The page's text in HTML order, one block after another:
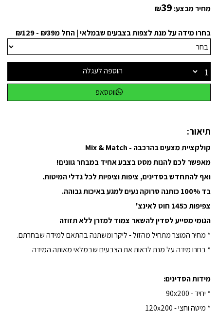
מחיר מבצע: ₪39
בחרו מידה על מנת לצפות בצבעים שבמלאי | החל מ₪39 - ₪129
הוספה לעגלה
ווטסאפ
תיאור:
קולקציית מצעים בהרכבה - Mix & Match
מאפשר לכם להנות מסט בצבע אחיד במבחר גוונים!
ואף להתחדש בסדינים, ציפות וציפיות לכל גדלי המיטות.
בד 100% כותנה סרוקה נעים למגע באיכות גבוהה.
צפיפות כ145 חוט לאינצ'
הגומי מסייע לסדין להשאר צמוד למזרן ללא תזוזה
* מחיר המוצר מתחיל מהזול - ליקר ומשתנה בהתאם למידה שבחרתם.
* בחרו מידה על מנת לראות את הצבעים שבמלאי מאותה המידה
מידות הסדינים:
* יחיד - 90x200
* מיטה וחצי - 120x200